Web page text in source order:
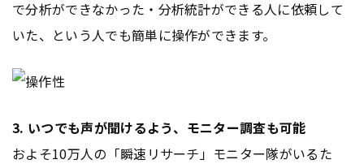
で分析ができなかった・分析統計ができる人に依頼して
いた、という人でも簡単に操作ができます。
3. いつでも声が聞けるよう、モニター調査も可能
およそ10万人の「瞬速リサーチ」モニター隊がいるた